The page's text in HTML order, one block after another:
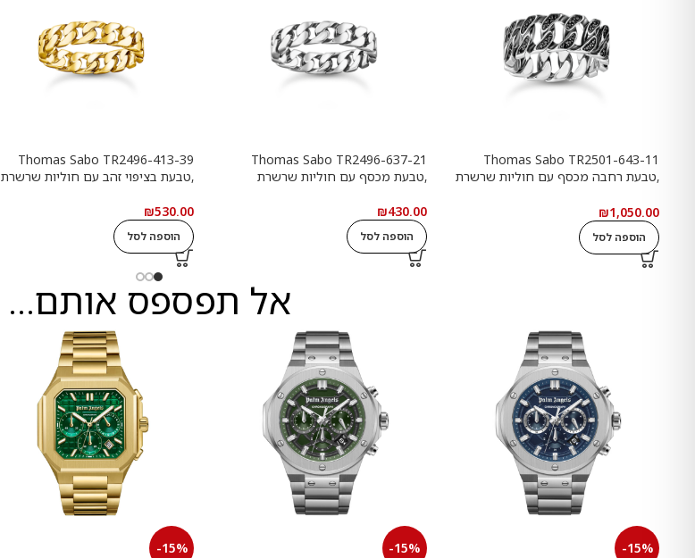
Thomas Sabo TR2501-643-11
,טבעת רחבה מכסף עם חוליות שרשרת
₪1,050.00
הוספה לסל
Thomas Sabo TR2496-637-21
,טבעת מכסף עם חוליות שרשרת
₪430.00
הוספה לסל
Thomas Sabo TR2496-413-39
,טבעת בציפוי זהב עם חוליות שרשרת
₪530.00
הוספה לסל
אל תפספס אותם...
-15%
-15%
-15%